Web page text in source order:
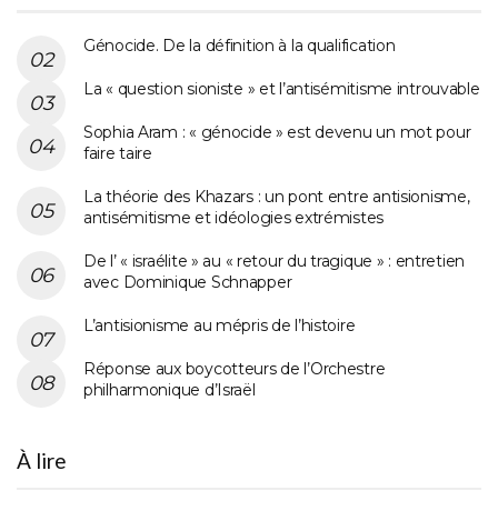
Génocide. De la définition à la qualification
La « question sioniste » et l’antisémitisme introuvable
Sophia Aram : « génocide » est devenu un mot pour
faire taire
La théorie des Khazars : un pont entre antisionisme,
antisémitisme et idéologies extrémistes
De l’ « israélite » au « retour du tragique » : entretien
avec Dominique Schnapper
L’antisionisme au mépris de l’histoire
Réponse aux boycotteurs de l’Orchestre
philharmonique d’Israël
À lire